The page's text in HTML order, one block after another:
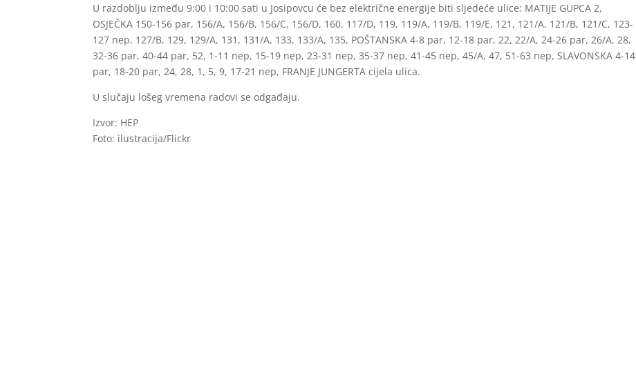
U razdoblju između 9:00 i 10:00 sati u Josipovcu će bez električne energije biti sljedeće ulice: MATIJE GUPCA 2,
OSJEČKA 150-156 par, 156/A, 156/B, 156/C, 156/D, 160, 117/D, 119, 119/A, 119/B, 119/E, 121, 121/A, 121/B, 121/C, 123-
127 nep, 127/B, 129, 129/A, 131, 131/A, 133, 133/A, 135, POŠTANSKA 4-8 par, 12-18 par, 22, 22/A, 24-26 par, 26/A, 28,
32-36 par, 40-44 par, 52, 1-11 nep, 15-19 nep, 23-31 nep, 35-37 nep, 41-45 nep, 45/A, 47, 51-63 nep, SLAVONSKA 4-14
par, 18-20 par, 24, 28, 1, 5, 9, 17-21 nep, FRANJE JUNGERTA cijela ulica.
U slučaju lošeg vremena radovi se odgađaju.
Izvor: HEP
Foto: ilustracija/Flickr